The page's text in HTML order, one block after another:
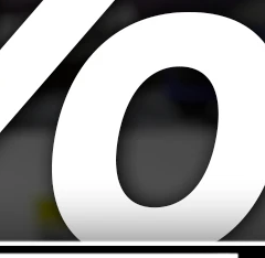
del impacto ambiental en la